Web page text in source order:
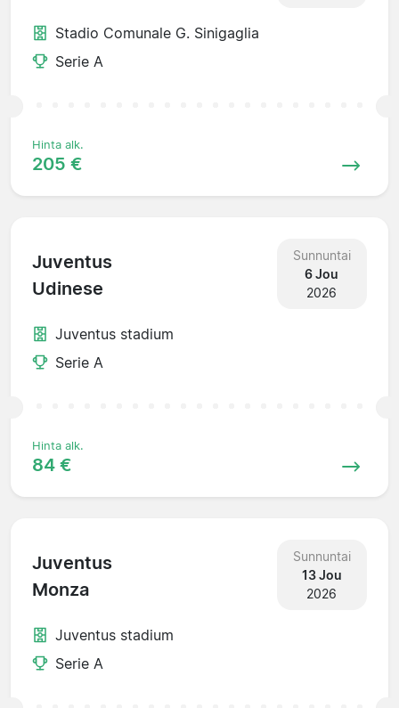
Stadio Comunale G. Sinigaglia
Serie A
Hinta alk.
205 €
Juventus
Udinese
Sunnuntai
6 Jou
2026
Juventus stadium
Serie A
Hinta alk.
84 €
Juventus
Monza
Sunnuntai
13 Jou
2026
Juventus stadium
Serie A